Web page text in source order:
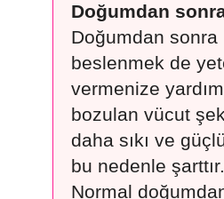
Doğumdan
Doğumdan
beslenmek de
vermenize
bozulan vücut
daha sıkı ve
bu nedenle şarttır.
Normal